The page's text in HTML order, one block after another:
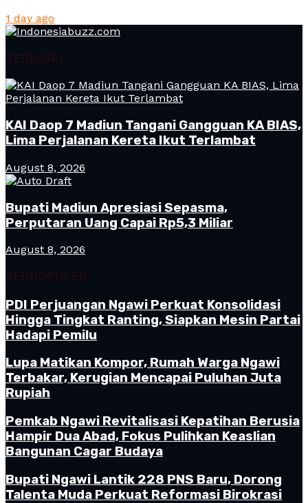
1 day ago
TERBARU
KAI Daop 7 Madiun Tangani Gangguan KA BIAS,
Lima Perjalanan Kereta Ikut Terlambat
August 8, 2026
Bupati Madiun Apresiasi Sepasma,
Perputaran Uang Capai Rp5,3 Miliar
August 8, 2026
TERPOPULER
PDI Perjuangan Ngawi Perkuat Konsolidasi
Hingga Tingkat Ranting, Siapkan Mesin Partai
Hadapi Pemilu
Lupa Matikan Kompor, Rumah Warga Ngawi
Terbakar, Kerugian Mencapai Puluhan Juta
Rupiah
Pemkab Ngawi Revitalisasi Kepatihan Berusia
Hampir Dua Abad, Fokus Pulihkan Keaslian
Bangunan Cagar Budaya
Bupati Ngawi Lantik 228 PNS Baru, Dorong
Talenta Muda Perkuat Reformasi Birokrasi